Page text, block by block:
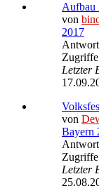
Aufbau
von
2017
Letzter
von
Bayern
Letzter